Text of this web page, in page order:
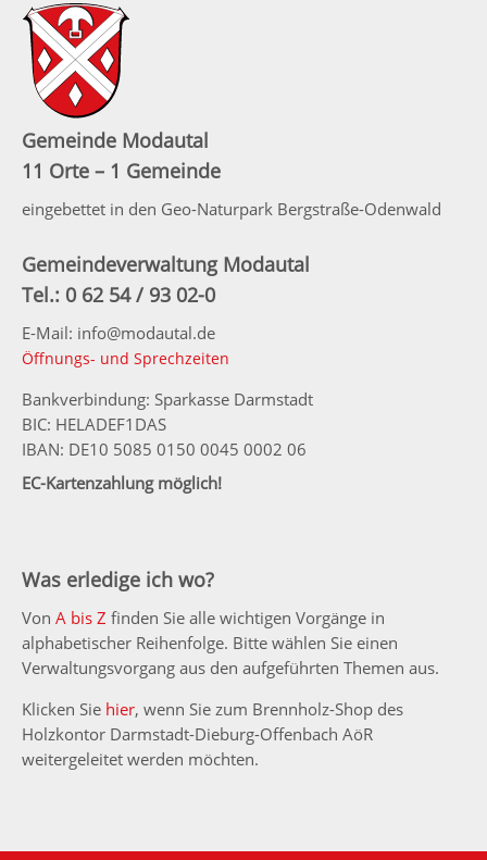
Gemeinde Modautal
11 Orte – 1 Gemeinde
eingebettet in den Geo-Naturpark Bergstraße-Odenwald
Gemeindeverwaltung Modautal
Tel.: 0 62 54 / 93 02-0
E-Mail: info@modautal.de
Öffnungs- und Sprechzeiten
Bankverbindung: Sparkasse Darmstadt
BIC: HELADEF1DAS
IBAN: DE10 5085 0150 0045 0002 06
EC-Kartenzahlung möglich!
Was erledige ich wo?
Von A bis Z finden Sie alle wichtigen Vorgänge in
alphabetischer Reihenfolge. Bitte wählen Sie einen
Verwaltungsvorgang aus den aufgeführten Themen aus.
Klicken Sie hier, wenn Sie zum Brennholz-Shop des
Holzkontor Darmstadt-Dieburg-Offenbach AöR
weitergeleitet werden möchten.